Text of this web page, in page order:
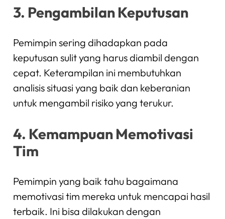
3. Pengambilan Keputusan
Pemimpin sering dihadapkan pada
keputusan sulit yang harus diambil dengan
cepat. Keterampilan ini membutuhkan
analisis situasi yang baik dan keberanian
untuk mengambil risiko yang terukur.
4. Kemampuan Memotivasi
Tim
Pemimpin yang baik tahu bagaimana
memotivasi tim mereka untuk mencapai hasil
terbaik. Ini bisa dilakukan dengan